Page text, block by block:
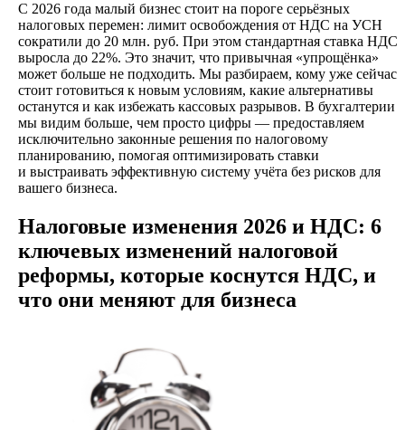
С 2026 года малый бизнес стоит на пороге серьёзных
налоговых перемен: лимит освобождения от НДС на УСН
сократили до 20 млн. руб. При этом стандартная ставка НДС
выросла до 22%. Это значит, что привычная «упрощёнка»
может больше не подходить. Мы разбираем, кому уже сейчас
стоит готовиться к новым условиям, какие альтернативы
останутся и как избежать кассовых разрывов. В бухгалтерии
мы видим больше, чем просто цифры — предоставляем
исключительно законные решения по налоговому
планированию, помогая оптимизировать ставки
и выстраивать эффективную систему учёта без рисков для
вашего бизнеса.
Налоговые изменения 2026 и НДС: 6
ключевых изменений налоговой
реформы, которые коснутся НДС, и
что они меняют для бизнеса